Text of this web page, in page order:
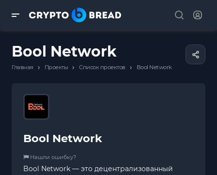
Bool Network
Главная › Проекты › Список проектов › Bool Network
Bool Network
Нашли ошибку?
Bool Network — это децентрализованный